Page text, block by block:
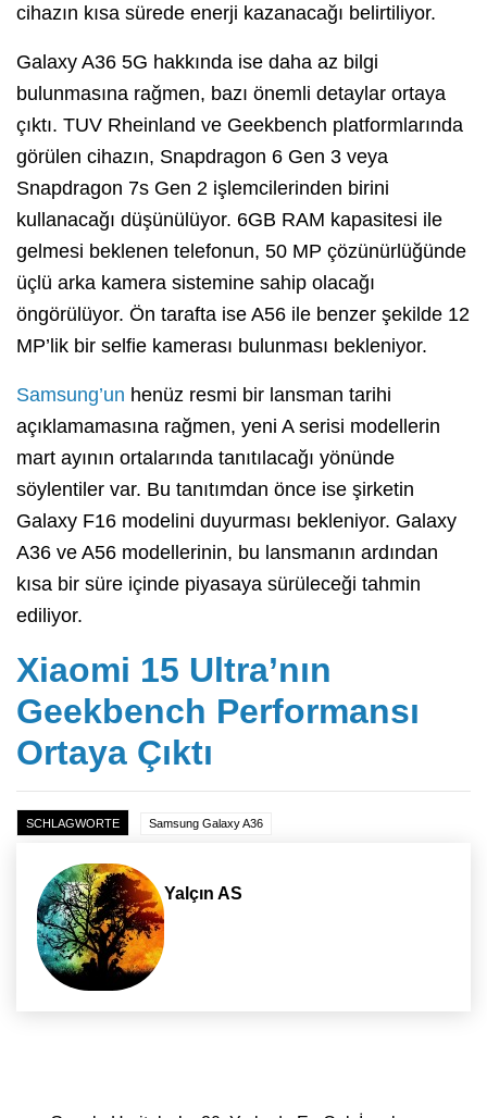
cihazın kısa sürede enerji kazanacağı belirtiliyor.
Galaxy A36 5G hakkında ise daha az bilgi
bulunmasına rağmen, bazı önemli detaylar ortaya
çıktı. TUV Rheinland ve Geekbench platformlarında
görülen cihazın, Snapdragon 6 Gen 3 veya
Snapdragon 7s Gen 2 işlemcilerinden birini
kullanacağı düşünülüyor. 6GB RAM kapasitesi ile
gelmesi beklenen telefonun, 50 MP çözünürlüğünde
üçlü arka kamera sistemine sahip olacağı
öngörülüyor. Ön tarafta ise A56 ile benzer şekilde 12
MP’lik bir selfie kamerası bulunması bekleniyor.
Samsung’un henüz resmi bir lansman tarihi
açıklamamasına rağmen, yeni A serisi modellerin
mart ayının ortalarında tanıtılacağı yönünde
söylentiler var. Bu tanıtımdan önce ise şirketin
Galaxy F16 modelini duyurması bekleniyor. Galaxy
A36 ve A56 modellerinin, bu lansmanın ardından
kısa bir süre içinde piyasaya sürüleceği tahmin
ediliyor.
Xiaomi 15 Ultra’nın
Geekbench Performansı
Ortaya Çıktı
SCHLAGWORTE Samsung Galaxy A36
Yalçın AS